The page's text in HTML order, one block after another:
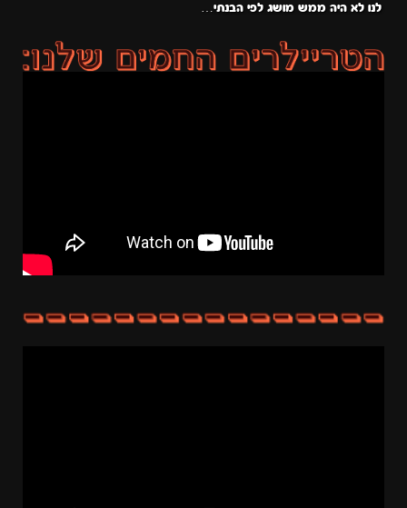
לנו לא היה ממש מושג לפי הבנתי…